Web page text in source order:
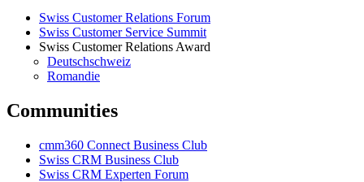
Swiss Customer Relations Forum
Swiss Customer Service Summit
Swiss Customer Relations Award
Deutschschweiz
Romandie
Communities
cmm360 Connect Business Club
Swiss CRM Business Club
Swiss CRM Experten Forum